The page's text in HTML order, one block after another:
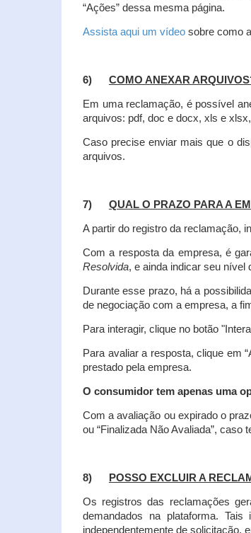
“Ações” dessa mesma página.
Assista aqui um vídeo sobre como
6) COMO ANEXAR
Em uma reclamação, é possível
arquivos: pdf, doc e docx, xls e
Caso precise enviar mais que o
arquivos.
7) QUAL O PRAZO PARA A
A partir do registro da reclamação,
Com a resposta da empresa, é
Resolvida, e ainda indicar seu nível
Durante esse prazo, há a
de negociação com a empresa, a
Para interagir, clique no botão
Para avaliar a resposta, clique em
prestado pela empresa.
O consumidor tem apenas uma
Com a avaliação ou expirado o
ou “Finalizada Não Avaliada”,
8) POSSO EXCLUIR A
Os registros das reclamações
demandados na plataforma.
independentemente de solicitação,